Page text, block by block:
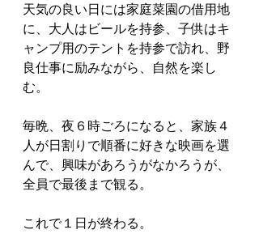
天気の良い日には家庭菜園の借用地
に、大人はビールを持参、子供はキ
ャンプ用のテントを持参で訪れ、野
良仕事に励みながら、自然を楽し
む。
毎晩、夜６時ごろになると、家族４
人が日割りで順番に好きな映画を選
んで、興味があろうがなかろうが、
全員で最後まで観る。
これで１日が終わる。